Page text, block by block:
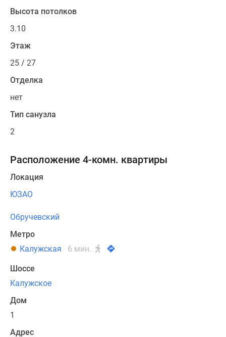
Высота потолков
3.10
Этаж
25 / 27
Отделка
нет
Тип санузла
2
Расположение 4-комн. квартиры
Локация
ЮЗАО
Обручевский
Метро
Калужская
6 мин.
Шоссе
Калужское
Дом
1
Адрес